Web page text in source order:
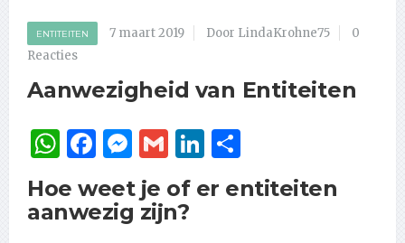
ENTITEITEN 7 maart 2019 Door LindaKrohne75
0
Reacties
Aanwezigheid van Entiteiten
WhatsApp
Facebook
Messenger
GmailLinkedIn
Hoe weet je of er entiteiten
aanwezig zijn?